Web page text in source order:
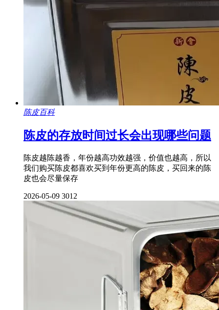
陈皮百科
陈皮的存放时间过长会出现哪些问题
陈皮越陈越香，年份越高功效越强，价值也越高，所以
我们购买陈皮都喜欢买到年份更高的陈皮，买回来的陈
皮也会尽量保存
2026-05-09 3012